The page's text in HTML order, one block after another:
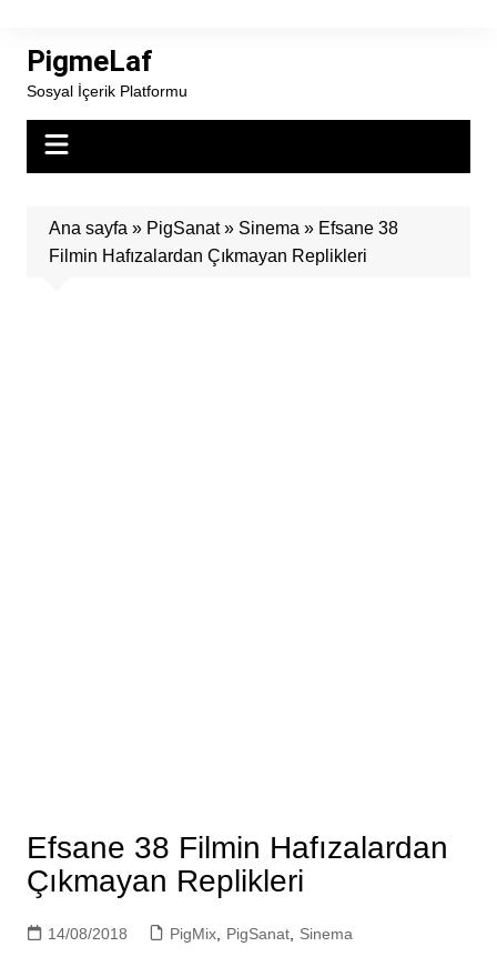
contentPigmeLaf
Sosyal İçerik Platformu
Ana sayfa » PigSanat» Sinema » Efsane 38
Filmin Hafızalardan Çıkmayan Replikleri
Efsane 38 Filmin Hafızalardan
Çıkmayan Replikleri
14/08/2018 PigMix, PigSanat, Sinema